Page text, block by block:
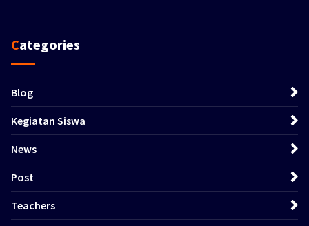
Categories
Blog
Kegiatan Siswa
News
Post
Teachers